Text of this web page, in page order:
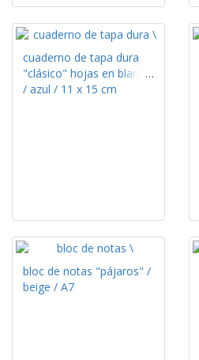
cuaderno de tapa dura
"clásico" hojas en blanco
/ azul / 11 x 15 cm
bloc de notas "pájaros" /
beige / A7